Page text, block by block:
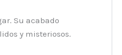
Su acabado
y misteriosos.